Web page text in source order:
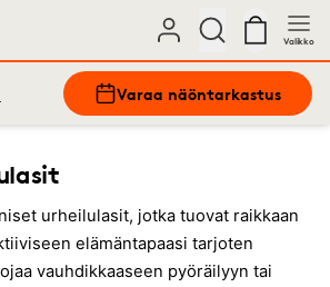
Valikko
Varaa näöntarkastus
urheilulasit, jotka tuovat raikkaan
elämäntapaasi tarjoten
vauhdikkaaseen pyöräilyyn tai